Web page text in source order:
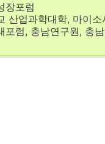
장포럼
산업과학대학, 마이소
럼, 충남연구원, 충